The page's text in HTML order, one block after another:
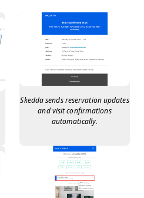
Skedda sends reservation updates
and visit confirmations
automatically.